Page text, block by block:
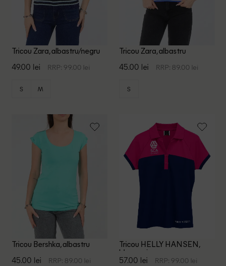
Tricou Zara, albastru/negru
49.00 lei RRP: 99.00 lei
S M
Tricou Zara, albastru
45.00 lei RRP: 89.00 lei
S
Tricou Bershka, albastru
45.00 lei RRP: 89.00 lei
Tricou HELLY HANSEN,
bleumarin
57.00 lei RRP: 99.00 lei